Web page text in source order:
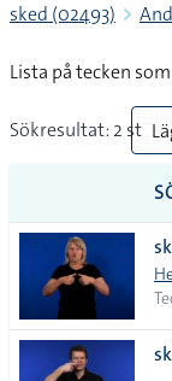
sked (02493)
Lista på tecken
Sökresultat: 2 st
till